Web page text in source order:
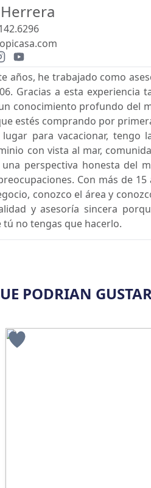
años, he trabajado como
Gracias a esta experiencia
conocimiento profundo del
estés comprando por
para vacacionar, tengo
con vista al mar,
perspectiva honesta del
Con más de 15
conozco el área y
y asesoría sincera
tú no tengas que hacerlo.
PODRIAN